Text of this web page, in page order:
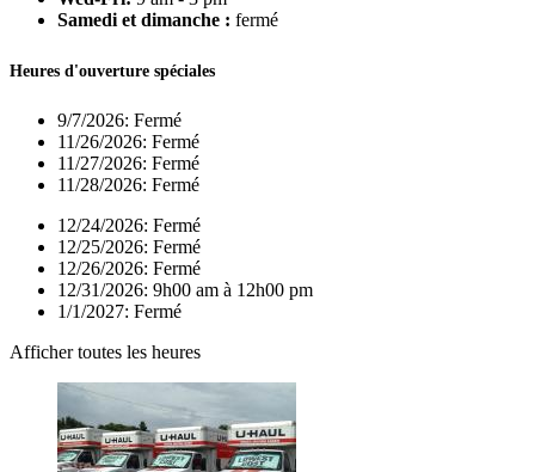
Samedi et dimanche : fermé
Heures d'ouverture spéciales
9/7/2026: Fermé
11/26/2026: Fermé
11/27/2026: Fermé
11/28/2026: Fermé
12/24/2026: Fermé
12/25/2026: Fermé
12/26/2026: Fermé
12/31/2026: 9h00 am à 12h00 pm
1/1/2027: Fermé
Afficher toutes les heures